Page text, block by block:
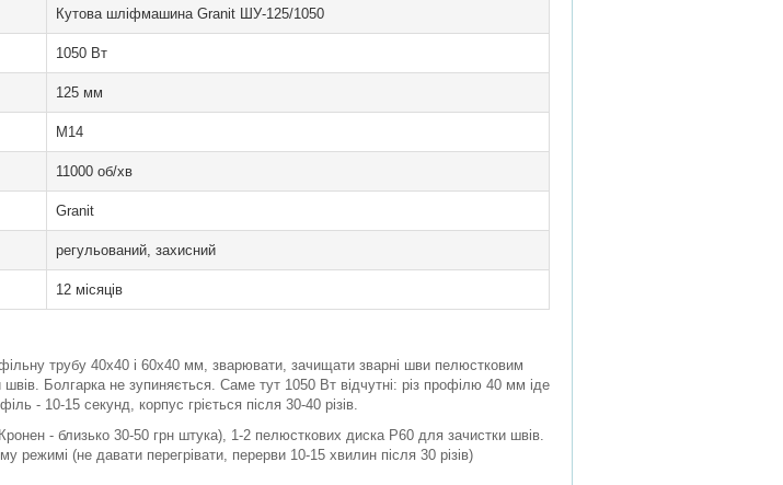
Кутова шліфмашина Granit ШУ-125/1050
1050 Вт
125 мм
M14
11000 об/хв
Granit
регульований, захисний
12 місяців
трубу 40х40 і 60х40 мм, зварювати, зачищати зварні шви пелюстковим
Болгарка не зупиняється. Саме тут 1050 Вт відчутні: різ профілю 40 мм іде
- 10-15 секунд, корпус гріється після 30-40 різів.
- близько 30-50 грн штука), 1-2 пелюсткових диска P60 для зачистки швів.
(не давати перегрівати, перерви 10-15 хвилин після 30 різів)